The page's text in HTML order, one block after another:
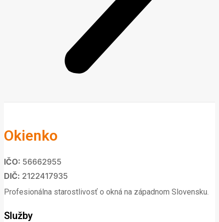
Okienko
IČO: 56662955
DIČ: 2122417935
Profesionálna starostlivosť o okná na západnom Slovensku.
Služby